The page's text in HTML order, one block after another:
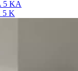
5 KA
5 K